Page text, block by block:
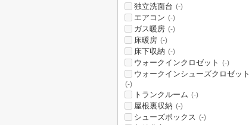
独立洗面台 (-)
エアコン (-)
ガス暖房 (-)
床暖房 (-)
床下収納 (-)
ウォークインクロゼット (-)
ウォークインシューズクロゼット
(-)
トランクルーム (-)
屋根裏収納 (-)
シューズボックス (-)